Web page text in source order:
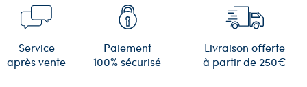
Service
après vente
Paiement
100% sécurisé
Livraison offerte
à partir de 250€